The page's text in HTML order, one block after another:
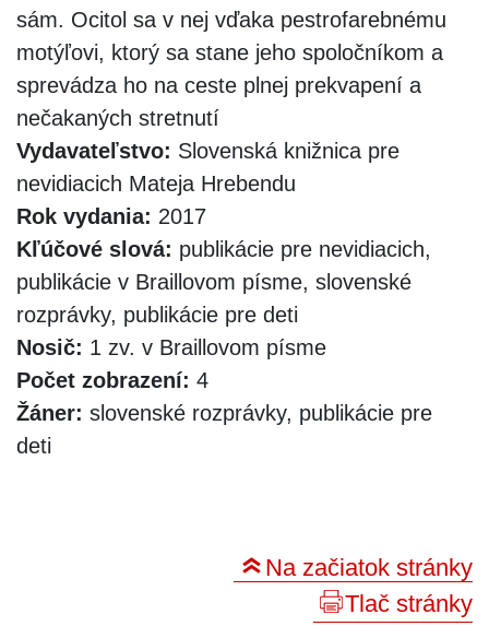
sám. Ocitol sa v nej vďaka pestrofarebnému
motýľovi, ktorý sa stane jeho spoločníkom a
sprevádza ho na ceste plnej prekvapení a
nečakaných stretnutí
Vydavateľstvo: Slovenská knižnica pre
nevidiacich Mateja Hrebendu
Rok vydania: 2017
Kľúčové slová: publikácie pre nevidiacich,
publikácie v Braillovom písme, slovenské
rozprávky, publikácie pre deti
Nosič: 1 zv. v Braillovom písme
Počet zobrazení: 4
Žáner: slovenské rozprávky, publikácie pre
deti
Na začiatok stránky
Tlač stránky